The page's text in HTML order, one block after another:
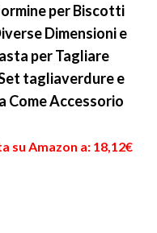
per Biscotti
Dimensioni e
per Tagliare
tagliaverdure e
Come Accessorio
su Amazon a: 18,12€